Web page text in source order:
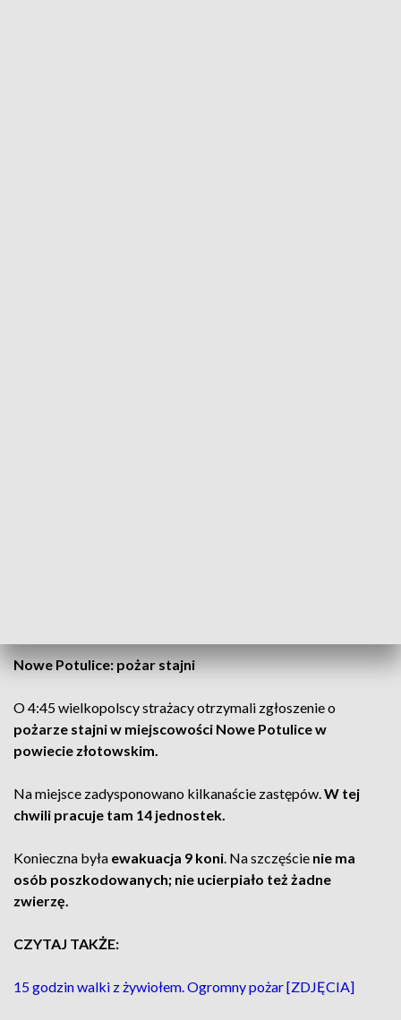
Nowe Potulice: pożar stajni
O 4:45 wielkopolscy strażacy otrzymali zgłoszenie o
pożarze stajni w miejscowości Nowe Potulice w
powiecie złotowskim.
Na miejsce zadysponowano kilkanaście zastępów.W tej
chwili pracuje tam 14 jednostek.
Konieczna była ewakuacja 9 koni. Na szczęście nie ma
osób poszkodowanych; nie ucierpiało też żadne
zwierzę.
CZYTAJ TAKŻE:
15 godzin walki z żywiołem. Ogromny pożar [ZDJĘCIA]